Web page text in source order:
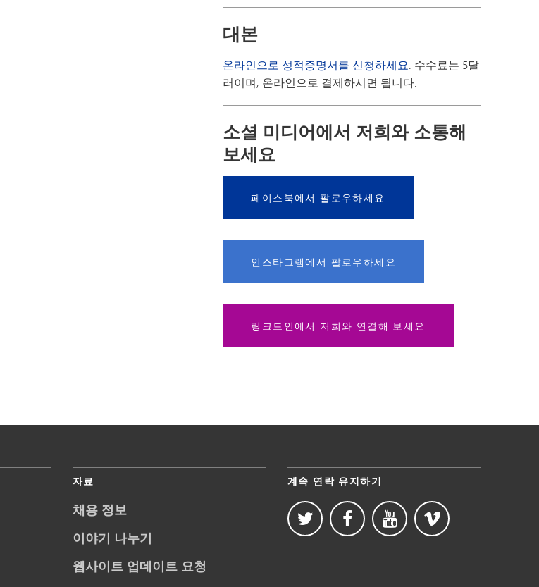
대본
온라인으로 성적증명서를 신청하세요. 수수료는 5달
러이며, 온라인으로 결제하시면 됩니다.
소셜 미디어에서 저희와 소통해
보세요
페이스북에서 팔로우하세요
인스타그램에서 팔로우하세요
링크드인에서 저희와 연결해 보세요
자료
채용 정보
이야기 나누기
웹사이트 업데이트 요청
계속 연락 유지하기